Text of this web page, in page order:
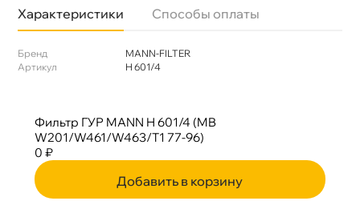
Характеристики Способы оплаты
Бренд
MANN-FILTER
Артикул
H 601/4
Фильтр ГУР MANN H 601/4 (MB
W201/W461/W463/T1 77-96)
0 ₽
Добавить в корзину